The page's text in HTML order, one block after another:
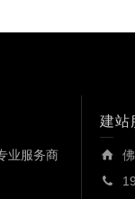
业服务商
建站